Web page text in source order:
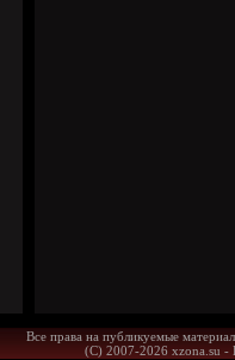
Все права на публикуемые
(С) 2007-2026 xzona.su -